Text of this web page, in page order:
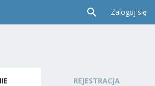
Zaloguj się
REJESTRACJA